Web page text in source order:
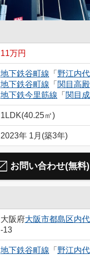
11万円
地下鉄谷町線 「 野江内代
地下鉄谷町線 「 関目高殿
地下鉄今里筋線 「 関目
1LDK(40.25㎡)
2023年 1月(築3年)
お問い合わせ(無料)
大阪府大阪市都島区内
-13
地下鉄谷町線 「 野江内代